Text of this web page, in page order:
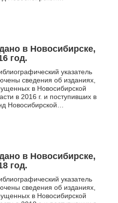
в Новосибирске,
год.
указатель
сведения об изданиях,
в Новосибирской
в 2016 г. и поступивших в
Новосибирской
в Новосибирске,
год.
указатель
сведения об изданиях,
в Новосибирской